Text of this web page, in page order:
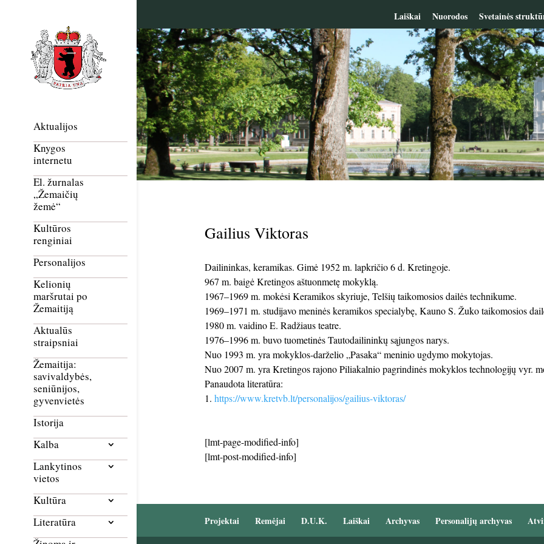
Laiškai Nuorodos Svetainės
Aktualijos
Knygos
internetu
El. žurnalas
„Žemaičių
žemė“
Kultūros
renginiai
Personalijos
Kelionių
maršrutai po
Žemaitiją
Aktualūs
straipsniai
Žemaitija:
savivaldybės,
seniūnijos,
gyvenvietės
Istorija
Kalba
Lankytinos
vietos
Kultūra
Literatūra
Gailius Viktoras
Dailininkas, keramikas. Gimė 1952 m. lapkričio 6 d. Kretingoje.
967 m. baigė Kretingos aštuonmetę mokyklą.
1967–1969 m. mokėsi Keramikos skyriuje, Telšių taikomosios dailės technikume.
1969–1971 m. studijavo meninės keramikos specialybę, Kauno S. Žuko taikomosios
1980 m. vaidino E. Radžiaus teatre.
1976–1996 m. buvo tuometinės Tautodailininkų sąjungos narys.
Nuo 1993 m. yra mokyklos-darželio „Pasaka“ meninio ugdymo mokytojas.
Nuo 2007 m. yra Kretingos rajono Piliakalnio pagrindinės mokyklos technologijų vyr.
Panaudota literatūra:
https://www.kretvb.lt/personalijos/gailius-viktoras/
[lmt-page-modified-info]
[lmt-post-modified-info]
Projektai Remėjai D.U.K. Laiškai Archyvas Personalijų archyvas